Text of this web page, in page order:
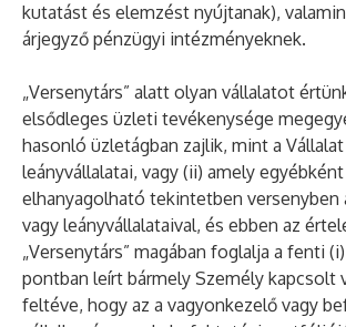
kutatást és elemzést nyújtanak),
árjegyző pénzügyi intézményeknek.
„Versenytárs” alatt olyan vállalatot
elsődleges üzleti tevékenysége
hasonló üzletágban zajlik, mint a
leányvállalatai, vagy (ii) amely
elhanyagolható tekintetben versenyben
vagy leányvállalataival, és ebben az
„Versenytárs” magában foglalja a fenti
pontban leírt bármely Személy kapcsolt
feltéve, hogy az a vagyonkezelő vagy